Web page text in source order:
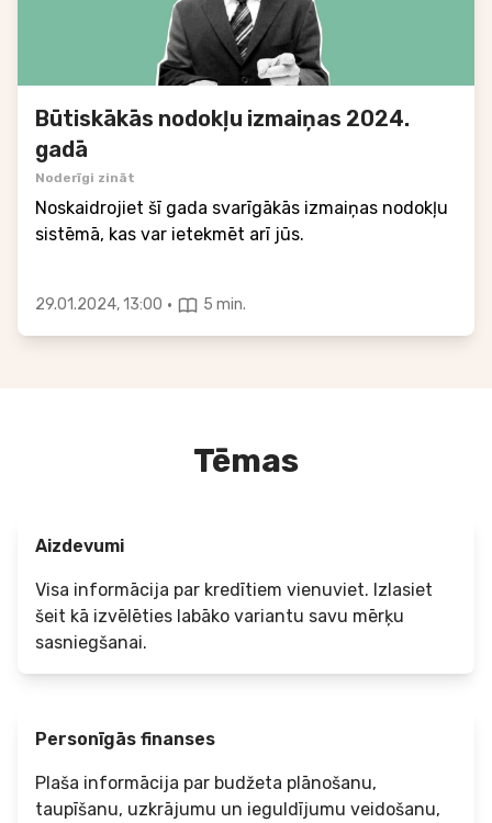
Būtiskākās nodokļu izmaiņas 2024.
gadā
Noderīgi zināt
Noskaidrojiet šī gada svarīgākās izmaiņas nodokļu
sistēmā, kas var ietekmēt arī jūs.
29.01.2024, 13:00 · 5 min.
Tēmas
Aizdevumi
Visa informācija par kredītiem vienuviet. Izlasiet
šeit kā izvēlēties labāko variantu savu mērķu
sasniegšanai.
Personīgās finanses
Plaša informācija par budžeta plānošanu,
taupīšanu, uzkrājumu un ieguldījumu veidošanu,